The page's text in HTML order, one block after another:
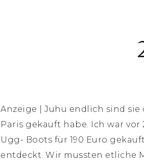
Anzeige | Juhu endlich sind sie
Paris gekauft habe. Ich war
Ugg- Boots für 190 Euro
entdeckt. Wir mussten etliche